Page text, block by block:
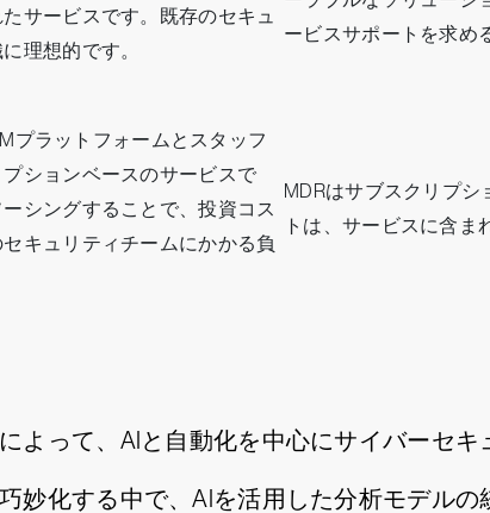
サービスです。既存のセキュ
理想的です。
ービスサポートを求め
プラットフォームとスタッフ
ションベースのサービスで
シングすることで、投資コス
キュリティチームにかかる負
MDRはサブスクリプ
トは、サービスに含ま
よって、AIと自動化を中心にサイバーセ
妙化する中で、AIを活用した分析モデル